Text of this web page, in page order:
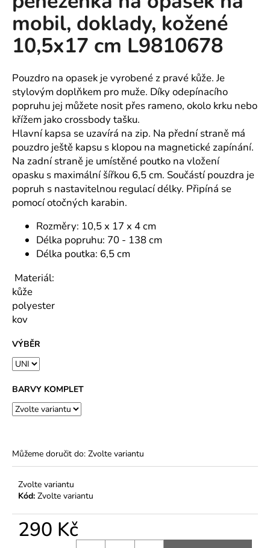
hvězdiček.
mobil, doklady, kožené
10,5x17 cm L9810678
Pouzdro na opasek je vyrobené z pravé kůže. Je
stylovým doplňkem pro muže. Díky odepínacího
popruhu jej můžete nosit přes rameno, okolo krku nebo
křížem jako crossbody tašku.
Hlavní kapsa se uzavírá na zip. Na přední straně má
pouzdro ještě kapsu s klopou na magnetické zapínání.
Na zadní straně je umístěné poutko na vložení
opasku s maximální šířkou 6,5 cm. Součástí pouzdra je
popruh s nastavitelnou regulací délky. Připíná se
pomocí otočných karabin.
Rozměry: 10,5 x 17 x 4 cm
Délka popruhu: 70 - 138 cm
Délka poutka: 6,5 cm
Materiál:
kůže
polyester
kov
VÝBĚR
BARVY KOMPLET
Můžeme doručit do: Zvolte variantu
Zvolte variantu
Kód: Zvolte variantu
290 Kč
u
j
e
m
FIT-
T
LS
TRIKO
PÁNSKÉ
SINGLE
JERSEY,
100
%
BAVLNA
(SLOŽENÍ
MŮŽE
LIŠIT
BARVA
-
85
%
BAVLNA,
15
VISKÓZA)
244
Kč